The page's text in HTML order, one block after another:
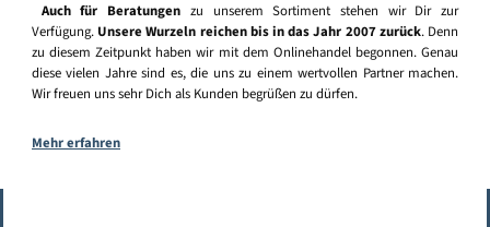
Auch für Beratungen zu unserem Sortiment stehen wir Dir zur
Verfügung. Unsere Wurzeln reichen bis in das Jahr 2007 zurück. Denn
zu diesem Zeitpunkt haben wir mit dem Onlinehandel begonnen. Genau
diese vielen Jahre sind es, die uns zu einem wertvollen Partner machen.
Wir freuen uns sehr Dich als Kunden begrüßen zu dürfen.
Mehr erfahren